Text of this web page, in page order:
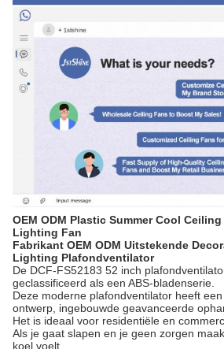
OEM ODM Plastic Summer Cool
Lighting Fan
Fabrikant OEM ODM Uitstekende
Lighting Plafondventilator
De DCF-FS52183 52 inch
geclassificeerd als een ABS-bladenserie.
Deze moderne plafondventilator heeft
ontwerp, ingebouwde geavanceerde
Het is ideaal voor residentiële en
Als je gaat slapen en je geen zorgen
koel voelt.